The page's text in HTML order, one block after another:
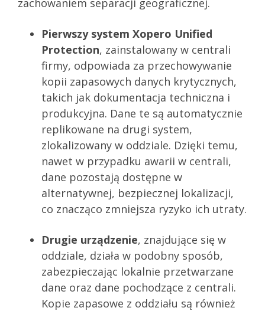
zachowaniem separacji geograficznej.
Pierwszy system Xopero Unified
Protection, zainstalowany w centrali
firmy, odpowiada za przechowywanie
kopii zapasowych danych krytycznych,
takich jak dokumentacja techniczna i
produkcyjna. Dane te są automatycznie
replikowane na drugi system,
zlokalizowany w oddziale. Dzięki temu,
nawet w przypadku awarii w centrali,
dane pozostają dostępne w
alternatywnej, bezpiecznej lokalizacji,
co znacząco zmniejsza ryzyko ich utraty.
Drugie urządzenie, znajdujące się w
oddziale, działa w podobny sposób,
zabezpieczając lokalnie przetwarzane
dane oraz dane pochodzące z centrali.
Kopie zapasowe z oddziału są również